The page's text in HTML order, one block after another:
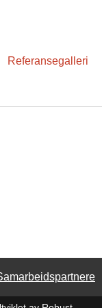
Referansegalleri